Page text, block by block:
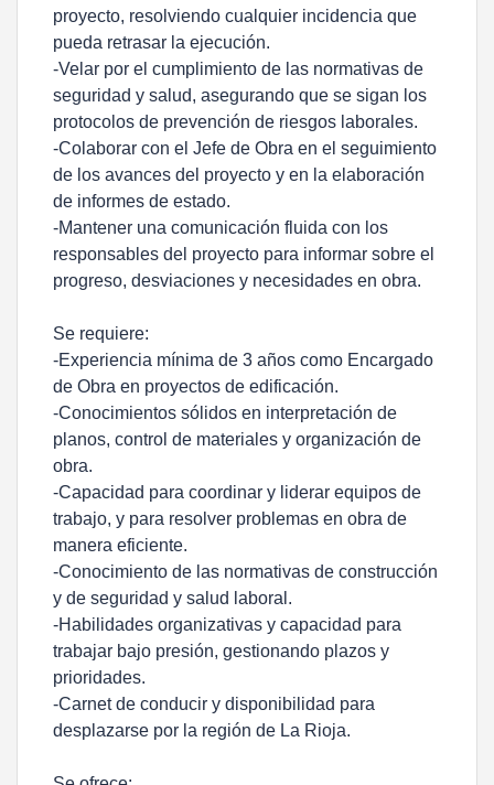
proyecto, resolviendo cualquier incidencia que
pueda retrasar la ejecución.
-Velar por el cumplimiento de las normativas de
seguridad y salud, asegurando que se sigan los
protocolos de prevención de riesgos laborales.
-Colaborar con el Jefe de Obra en el seguimiento
de los avances del proyecto y en la elaboración
de informes de estado.
-Mantener una comunicación fluida con los
responsables del proyecto para informar sobre el
progreso, desviaciones y necesidades en obra.
Se requiere:
-Experiencia mínima de 3 años como Encargado
de Obra en proyectos de edificación.
-Conocimientos sólidos en interpretación de
planos, control de materiales y organización de
obra.
-Capacidad para coordinar y liderar equipos de
trabajo, y para resolver problemas en obra de
manera eficiente.
-Conocimiento de las normativas de construcción
y de seguridad y salud laboral.
-Habilidades organizativas y capacidad para
trabajar bajo presión, gestionando plazos y
prioridades.
-Carnet de conducir y disponibilidad para
desplazarse por la región de La Rioja.